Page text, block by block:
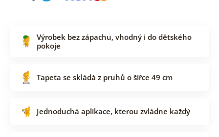
Výrobek bez zápachu, vhodný i do dětského
pokoje
Tapeta se skládá z pruhů o šířce 49 cm
Jednoduchá aplikace, kterou zvládne každý